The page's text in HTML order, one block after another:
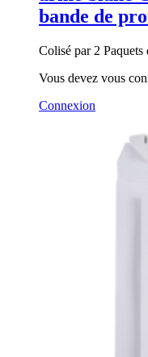
bande de
Colisé par 2 Paquets
Vous devez vous
Connexion